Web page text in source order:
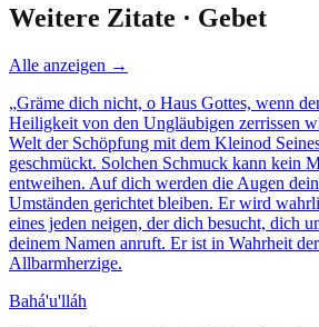
Weitere Zitate · Gebet
Alle anzeigen →
„Gräme dich nicht, o Haus Gottes, wenn
Heiligkeit von den Ungläubigen zerrissen
Welt der Schöpfung mit dem Kleinod
geschmückt. Solchen Schmuck kann kein
entweihen. Auf dich werden die Augen
Umständen gerichtet bleiben. Er wird
eines jeden neigen, der dich besucht, dich
deinem Namen anruft. Er ist in Wahrheit
Allbarmherzige.
Bahá'u'lláh